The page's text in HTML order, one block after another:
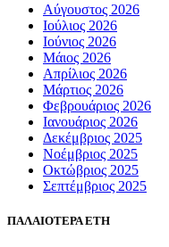
Αύγουστος 2026
Ιούλιος 2026
Ιούνιος 2026
Μάιος 2026
Απρίλιος 2026
Μάρτιος 2026
Φεβρουάριος 2026
Ιανουάριος 2026
Δεκέμβριος 2025
Νοέμβριος 2025
Οκτώβριος 2025
Σεπτέμβριος 2025
ΠΑΛΑΙΟΤΕΡΑ ΕΤΗ